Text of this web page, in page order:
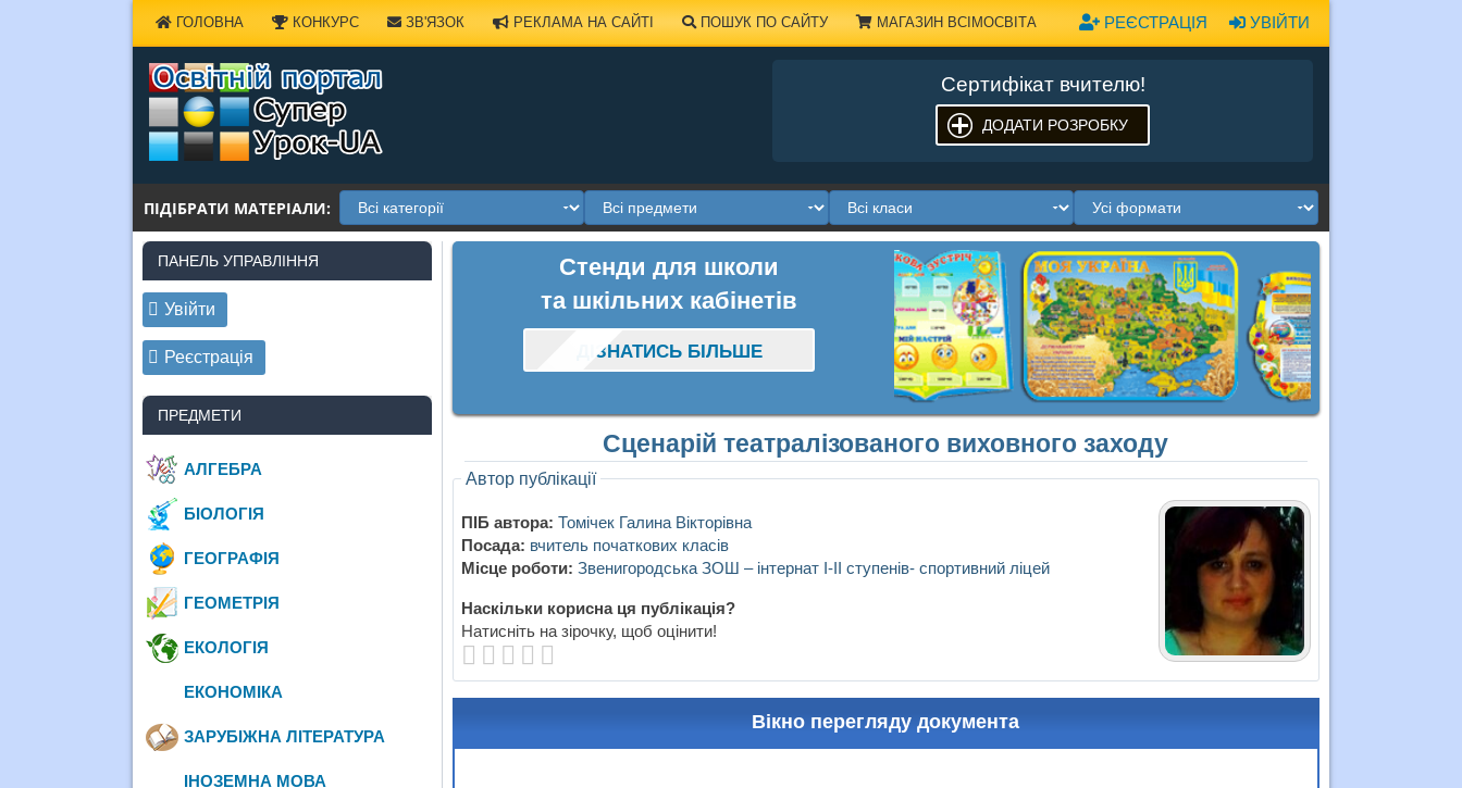
УВІЙТИ
РЕЄСТРАЦІЯ
ГОЛОВНА КОНКУРС ЗВ'ЯЗОК РЕКЛАМА НА САЙТІ ПОШУК ПО САЙТУ МАГАЗИН ВСІМОСВІТА
Сертифікат вчителю!
ДОДАТИ РОЗРОБКУ
ПІДІБРАТИ МАТЕРІАЛИ:
Стенди для школи
та шкільних кабінетів
ДІЗНАТИСЬ БІЛЬШЕ
Сценарій театралізованого виховного заходу
Автор публікації
ПІБ автора: Томічек Галина Вікторівна
Посада: вчитель початкових класів
Місце роботи: Звенигородська ЗОШ – інтернат І-ІІ ступенів- спортивний ліцей
Наскільки корисна ця публікація?
Натисніть на зірочку, щоб оцінити!
Вікно перегляду документа
ПАНЕЛЬ УПРАВЛІННЯ
Увійти
Реєстрація
ПРЕДМЕТИ
АЛГЕБРА
БІОЛОГІЯ
ГЕОГРАФІЯ
ГЕОМЕТРІЯ
ЕКОЛОГІЯ
ЕКОНОМІКА
ЗАРУБІЖНА ЛІТЕРАТУРА
ІНОЗЕМНА МОВА